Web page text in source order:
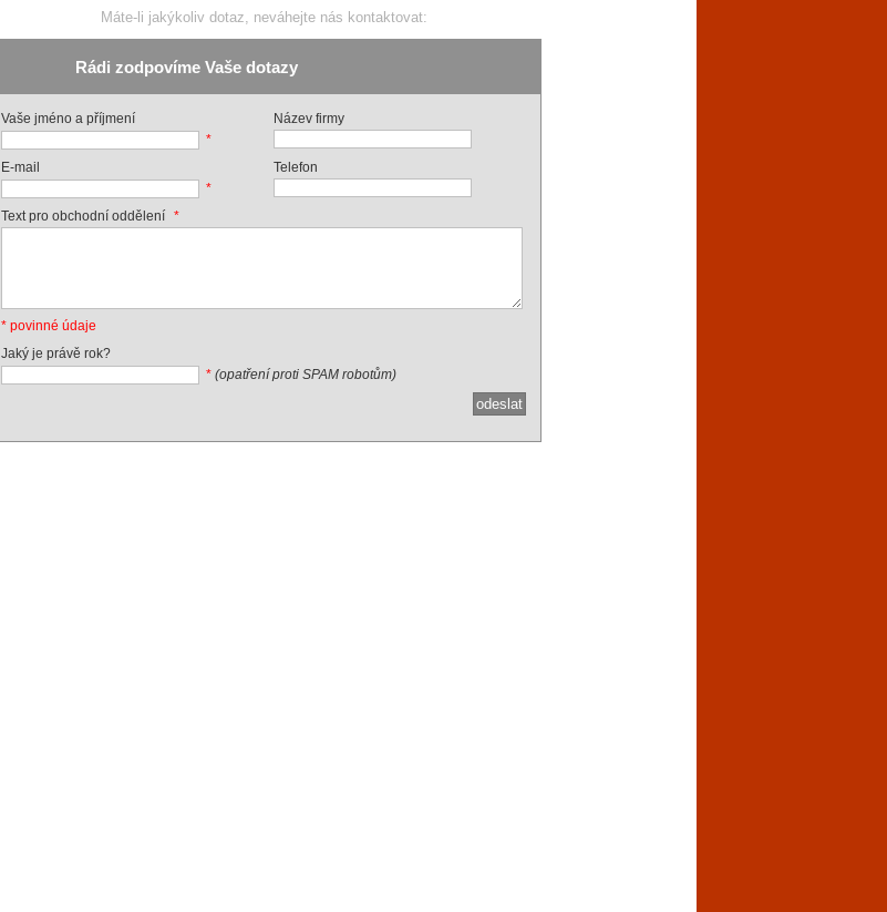
Máte-li jakýkoliv dotaz, neváhejte nás kontaktovat:
Rádi zodpovíme Vaše dotazy
Vaše jméno a příjmení
*
Název firmy
E-mail
*
Telefon
Text pro obchodní oddělení *
* povinné údaje
Jaký je právě rok?
* (opatření proti SPAM robotům)